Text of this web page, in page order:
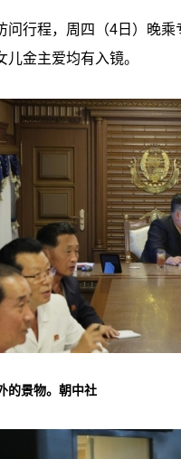
问行程，周四（4日）晚
金主爱均有入镜。
的景物。朝中社